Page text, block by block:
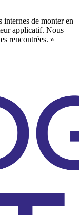
internes de monter en
applicatif. Nous
rencontrées. »